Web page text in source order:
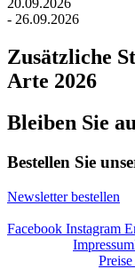
20.09.2026
- 26.09.2026
Zusätzliche
Arte 2026
Bleiben Sie
Bestellen Sie
Newsletter bestellen
Facebook Instagram
Impressum